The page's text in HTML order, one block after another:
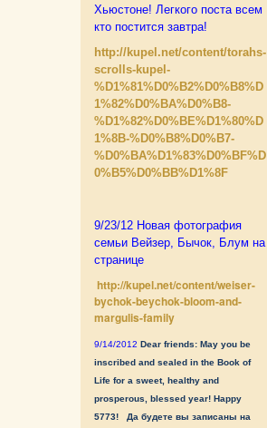
Хьюстоне! Легкого поста всем
кто постится завтра!
http://kupel.net/content/torahs-
scrolls-kupel-
%D1%81%D0%B2%D0%B8%D
1%82%D0%BA%D0%B8-
%D1%82%D0%BE%D1%80%D
1%8B-%D0%B8%D0%B7-
%D0%BA%D1%83%D0%BF%D
0%B5%D0%BB%D1%8F
9/23/12 Новая фотография
семьи Вейзер, Бычок, Блум на
странице
http://kupel.net/content/weiser-
bychok-beychok-bloom-and-
margulis-family
9/14/2012 Dear friends: May you be
inscribed and sealed in the Book of
Life for a sweet, healthy and
prosperous, blessed year! Happy
5773! Да будете вы записаны на